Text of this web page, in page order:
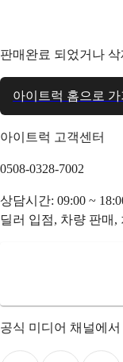
판매완료 되었거나
아이트럭 홈으로 가
아이트럭 고객센터
0508-0328-7002
상담시간: 09:00 ~
딜러 입점, 차량 판매
공식 미디어 채널에